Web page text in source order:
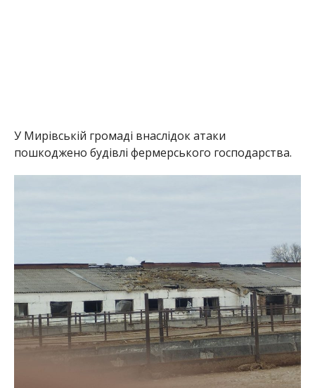
У Мирівській громаді внаслідок атаки
пошкоджено будівлі фермерського господарства.